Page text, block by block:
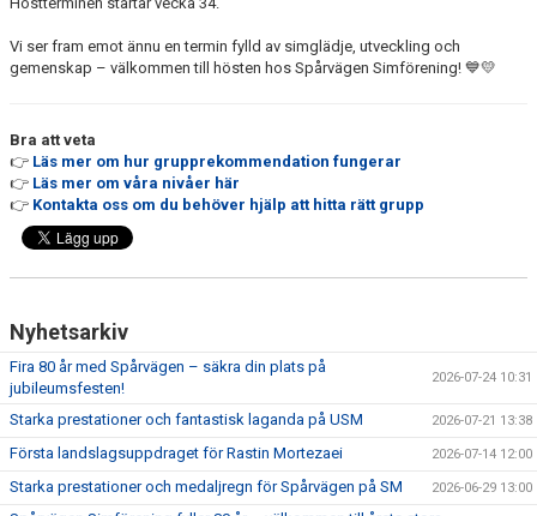
Vi ser fram emot ännu en termin fylld av simglädje, utveckling och
gemenskap – välkommen till hösten hos Spårvägen Simförening! 💙💛
Bra att veta
👉 Läs mer om hur grupprekommendation fungerar
👉 Läs mer om våra nivåer här
👉 Kontakta oss om du behöver hjälp att hitta rätt grupp
Nyhetsarkiv
Fira 80 år med Spårvägen – säkra din plats på
jubileumsfesten!
2026-07-24 10:31
Starka prestationer och fantastisk laganda på USM 2026-07-21 13:38
Första landslagsuppdraget för Rastin Mortezaei 2026-07-14 12:00
Starka prestationer och medaljregn för Spårvägen på SM 2026-06-29 13:00